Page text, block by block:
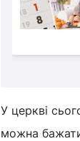
У церкві
можна